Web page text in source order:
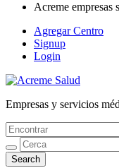
Acreme empresas
Agregar Centro
Signup
Login
Acreme
Empresas y servicios